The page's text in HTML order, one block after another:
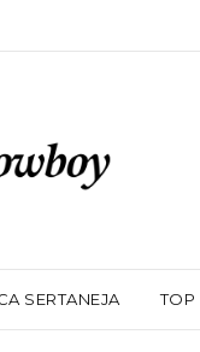
SERTANEJA TOP